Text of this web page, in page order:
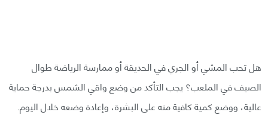
هل تحب المشي أو الجري في الحديقة أو ممارسة الرياضة طوال
الصيف في الملعب؟ يجب التأكد من وضع واقي الشمس بدرجة حماية
عالية، ووضع كمية كافية منه على البشرة، وإعادة وضعه خلال اليوم.